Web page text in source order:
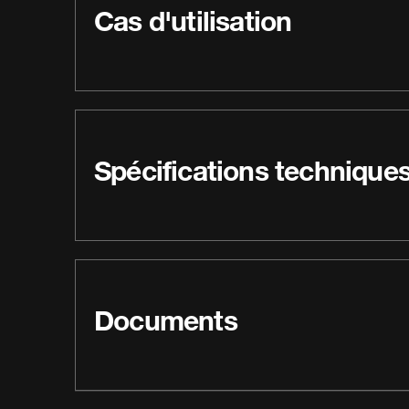
Cas d'utilisation
Spécifications
Documents